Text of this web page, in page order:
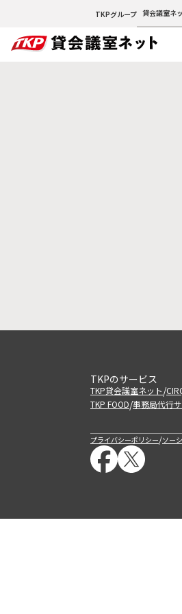
TKPグループ 貸会議室ネ
TKPのサービス
TKP貸会議室ネット/
TKP FOOD/事務局代行
プライバシーポリシー/ソー